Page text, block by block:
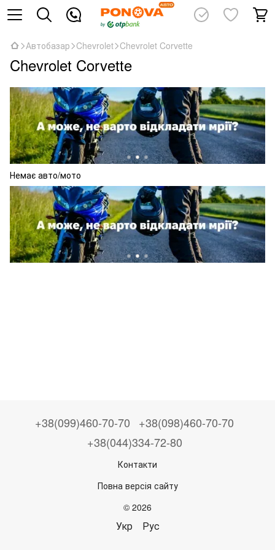
Автобазар Chevrolet Chevrolet Corvette
Chevrolet Corvette
Немає авто/мото
+38(099)460-70-70
+38(098)460-70-70
+38(044)334-72-80
Контакти
Повна версія сайту
© 2026
Укр Рус